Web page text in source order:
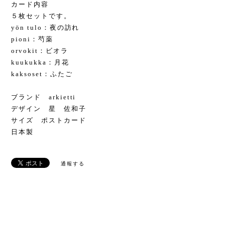
カード内容
５枚セットです。
yön tulo：夜の訪れ
pioni：芍薬
orvokit：ビオラ
kuukukka：月花
kaksoset：ふたご
ブランド arkietti
デザイン 星 佐和子
サイズ ポストカード
日本製
通報する